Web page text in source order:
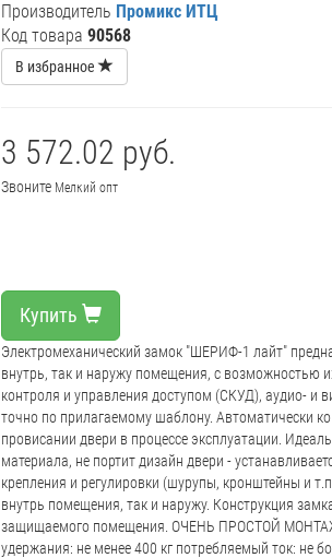
Производитель Промикс ИТЦ
Код товара 90568
В избранное
3 572.02 руб.
Звоните Мелкий опт
Купить
Электромеханический замок "ШЕРИФ-1 лайт"
внутрь, так и наружу помещения, с возможностью
контроля и управления доступом (СКУД), аудио- и
точно по прилагаемому шаблону. Автоматически
провисании двери в процессе эксплуатации.
материала, не портит дизайн двери -
крепления и регулировки (шурупы, кронштейны и
внутрь помещения, так и наружу. Конструкция
защищаемого помещения. ОЧЕНЬ ПРОСТОЙ МОНТАЖ -
удержания: не менее 400 кг потребляемый ток: не